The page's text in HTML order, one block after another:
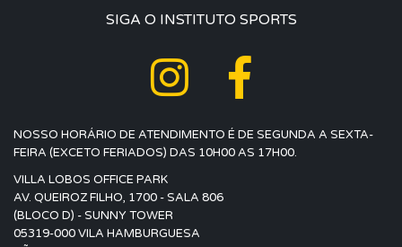
SIGA O INSTITUTO SPORTS
NOSSO HORÁRIO DE ATENDIMENTO É DE SEGUNDA A SEXTA-
FEIRA (EXCETO FERIADOS) DAS 10H00 AS 17H00.
VILLA LOBOS OFFICE PARK
AV. QUEIROZ FILHO, 1700 - SALA 806
(BLOCO D) - SUNNY TOWER
05319-000 VILA HAMBURGUESA